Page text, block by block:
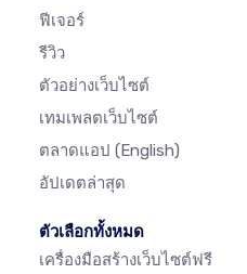
ฟีเจอร์
รีวิว
ตัวอย่างเว็บไซต์
เทมเพลตเว็บไซต์
ตลาดแอป (English)
อัปเดตล่าสุด
ตัวเลือกทั้งหมด
เครื่องมือสร้างเว็บไซต์ฟรี